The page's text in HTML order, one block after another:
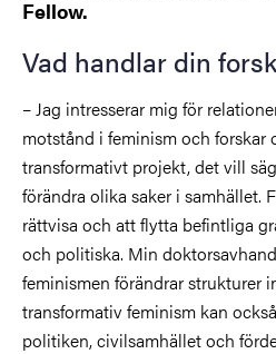
Fellow.
Vad handlar din
– Jag intresserar mig för
motstånd i feminism och forskar
transformativt projekt, det vill
förändra olika saker i samhället.
rättvisa och att flytta befintliga
och politiska. Min
feminismen förändrar strukturer
transformativ feminism kan
politiken, civilsamhället och